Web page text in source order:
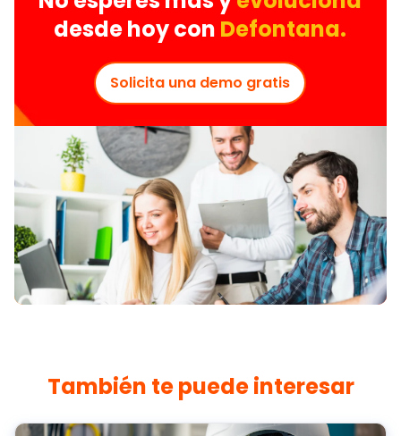
desde hoy con Defontana.
Solicita una demo gratis
También te puede interesar